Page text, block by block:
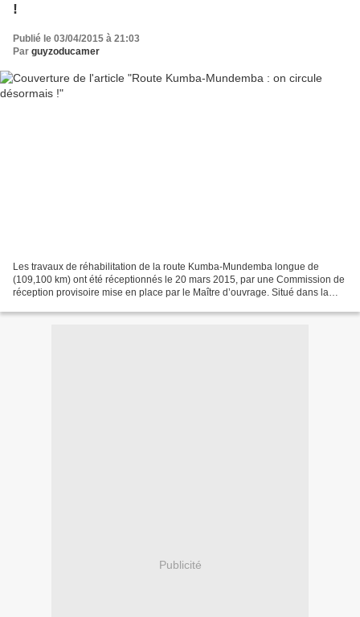
!
Publié le 03/04/2015 à 21:03
Par guyzoducamer
Les travaux de réhabilitation de la route Kumba-Mundemba longue de
(109,100 km) ont été réceptionnés le 20 mars 2015, par une Commission de
réception provisoire mise en place par le Maître d’ouvrage. Situé dans la
Publicité